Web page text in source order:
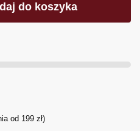
do koszyka
od 199 zł)